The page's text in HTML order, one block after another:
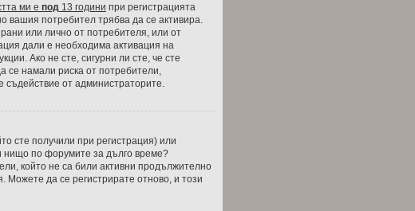
ми е под 13 години при регистрацията
вашия потребител трябва да се активира.
или лично от потребителя, или от
дали е необходима активация на
Ако не сте, сигурни ли сте, че сте
се намали риска от потребители,
съдействие от администраторите.
сте получили при регистрация) или
нищо по форумите за дълго време?
който не са били активни продължително
да се регистрирате отново, и този